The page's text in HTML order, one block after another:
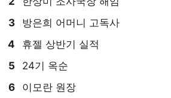
4 휴젤 상반기 실적
5 24기 옥순
6 이모란 원장